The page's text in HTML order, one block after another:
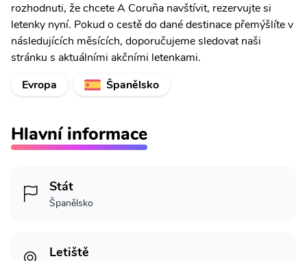
rozhodnuti, že chcete A Coruña navštívit, rezervujte si
letenky nyní. Pokud o cestě do dané destinace přemýšlíte v
následujících měsících, doporučujeme sledovat naši
stránku s aktuálními akčními letenkami.
Evropa
Španělsko
Hlavní informace
Stát
Španělsko
Letiště